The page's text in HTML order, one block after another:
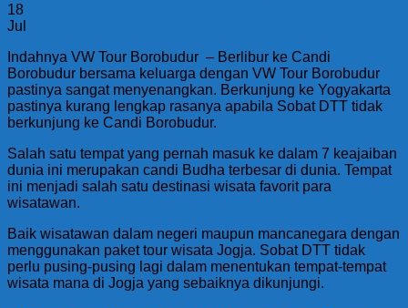
18
Jul
Indahnya VW Tour Borobudur – Berlibur ke Candi
Borobudur bersama keluarga dengan VW Tour Borobudur
pastinya sangat menyenangkan. Berkunjung ke Yogyakarta
pastinya kurang lengkap rasanya apabila Sobat DTT tidak
berkunjung ke Candi Borobudur.
Salah satu tempat yang pernah masuk ke dalam 7 keajaiban
dunia ini merupakan candi Budha terbesar di dunia. Tempat
ini menjadi salah satu destinasi wisata favorit para
wisatawan.
Baik wisatawan dalam negeri maupun mancanegara dengan
menggunakan paket tour wisata Jogja. Sobat DTT tidak
perlu pusing-pusing lagi dalam menentukan tempat-tempat
wisata mana di Jogja yang sebaiknya dikunjungi.